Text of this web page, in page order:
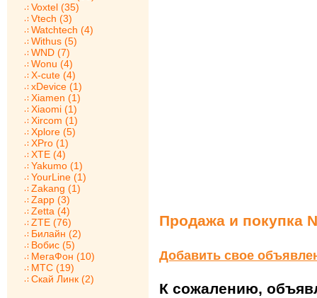
Voxtel (35)
Vtech (3)
Watchtech (4)
Withus (5)
WND (7)
Wonu (4)
X-cute (4)
xDevice (1)
Xiamen (1)
Xiaomi (1)
Xircom (1)
Xplore (5)
XPro (1)
XTE (4)
Yakumo (1)
YourLine (1)
Zakang (1)
Zapp (3)
Zetta (4)
ZTE (76)
Билайн (2)
Вобис (5)
МегаФон (10)
МТС (19)
Скай Линк (2)
Продажа и покупка
Добавить свое
К сожалению,